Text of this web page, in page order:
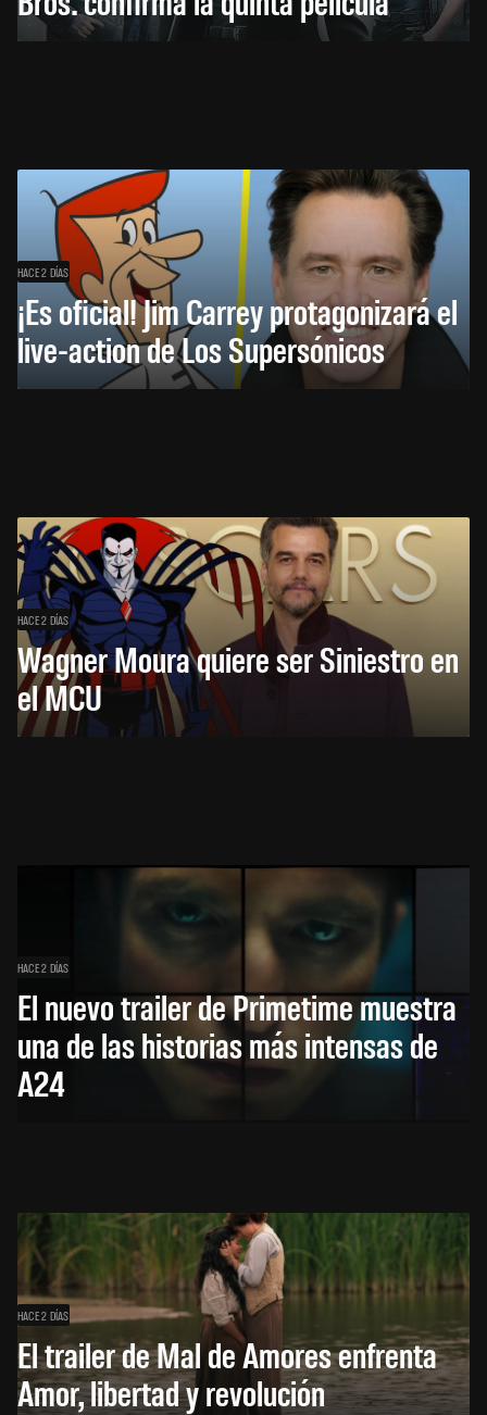
HACE 2 DÍAS
¡Es oficial! Jim Carrey protagonizará el
live-action de Los Supersónicos
HACE 2 DÍAS
Wagner Moura quiere ser Siniestro en
el MCU
HACE 2 DÍAS
El nuevo trailer de Primetime muestra
una de las historias más intensas de
A24
HACE 2 DÍAS
El trailer de Mal de Amores enfrenta
Amor, libertad y revolución